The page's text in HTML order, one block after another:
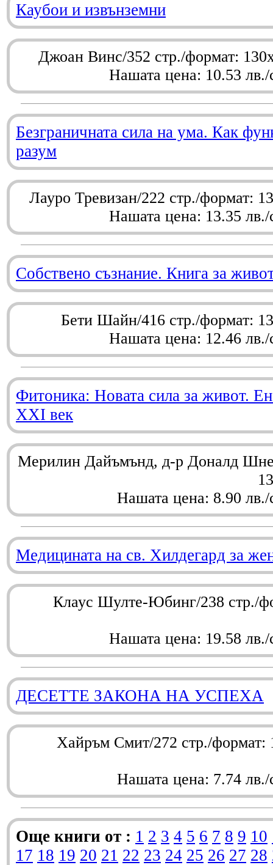
Каубои и извънземни
Джоан Винс/352 стр./формат:
Нашата цена: 10.53 лв./
Безграничната сила на ума. Как
разум
Лауро Тревизан/222 стр./формат:
Нашата цена: 13.35 лв./
Собствено съзнание. Книга за
Бети Шайн/416 стр./формат:
Нашата цена: 12.46 лв./
Фитоника: Новата сила за живот.
XXI век
Мерилин Дайъмънд, д-р Доналд
Нашата цена: 8.90 лв./
Медицината на св. Хилдегард за
Клаус Шулте-Юбинг/238 стр./
Нашата цена: 19.58 лв./
ДЕСЕТТЕ ЗАКОНА НА УСПЕХА
Хайръм Смит/272 стр./
Нашата цена: 7.74 лв./
Още книги от : 1 2 3 4 5 6 7 8 9 10
17 18 19 20 21 22 23 24 25 26 27 28